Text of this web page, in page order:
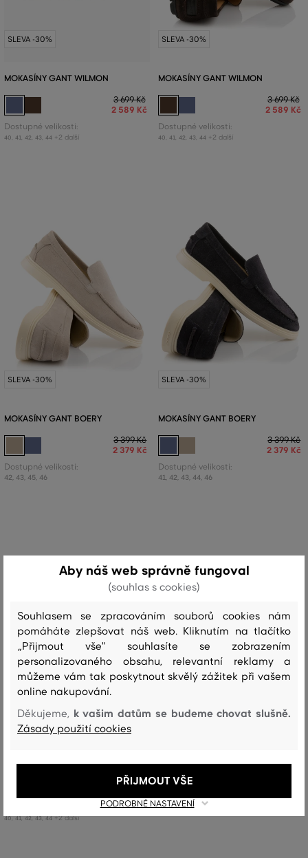
SLEVA -30%
MOKASÍNY GANT WILMON
3 699 Kč
2 589 Kč
Dostupné velikosti:
40 41 42 43 44 +2 další
SLEVA -30%
MOKASÍNY GANT WILMON
3 699 Kč
2 589 Kč
Dostupné velikosti:
40 41 42 43 44 +2 další
SLEVA -30%
MOKASÍNY GANT BOERY
3 399 Kč
2 379 Kč
Dostupné velikosti:
42, 43, 45, 46
SLEVA -30%
MOKASÍNY GANT BOERY
3 399 Kč
2 379 Kč
Dostupné velikosti:
41, 42, 43, 44, 46
SLEVA -30%
5 299 Kč
40, 41, 42, 43, 44 +2 další
Aby náš web správně fungoval
(souhlas s cookies)
Souhlasem se zpracováním souborů cookies nám
pomáháte zlepšovat náš web. Kliknutím na tlačítko
„Přijmout vše" souhlasíte se zobrazením
personalizovaného obsahu, relevantní reklamy a
můžeme vám tak poskytnout skvělý zážitek při vašem
online nakupování.
Děkujeme, k vašim datům se budeme chovat slušně.
Zásady použití cookies
PODROBNÉ NASTAVENÍ
PŘIJMOUT VŠE